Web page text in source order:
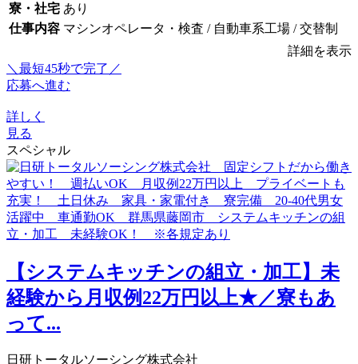
寮・社宅 あり
仕事内容 マシンオペレータ・検査 / 自動車系工場 / 交替制
詳細を表示
＼最短45秒で完了／
応募へ進む
詳しく
見る
スペシャル
【システムキッチンの組立・加工】未
経験から月収例22万円以上★／寮もあ
って...
日研トータルソーシング株式会社